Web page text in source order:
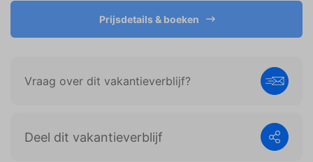
Prijsdetails & boeken
Vraag over dit vakantieverblijf?
Deel dit vakantieverblijf
weergeven die zijn afgestemd op en relevant zijn
voor de individuele gebruiker. Deze advertenties